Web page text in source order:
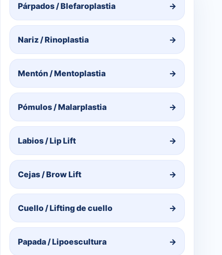
Párpados / Blefaroplastia →
Nariz / Rinoplastia →
Mentón / Mentoplastia →
Pómulos / Malarplastia →
Labios / Lip Lift →
Cejas / Brow Lift →
Cuello / Lifting de cuello →
Papada / Lipoescultura →